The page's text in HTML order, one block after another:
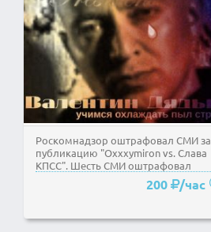
Роскомнадзор оштрафовал СМИ за
публикацию "Oxxxymiron vs. Слава
КПСС". Шесть СМИ оштрафовал
200 /час